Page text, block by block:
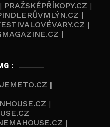
| PRAŽSKÉPŘÍKOPY.CZ |
|
|
|
:
|
|
|